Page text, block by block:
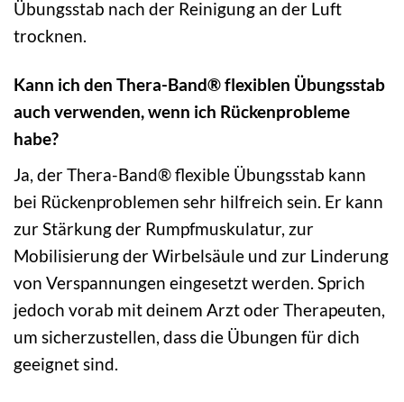
Übungsstab nach der Reinigung an der Luft
trocknen.
Kann ich den Thera-Band® flexiblen Übungsstab
auch verwenden, wenn ich Rückenprobleme
habe?
Ja, der Thera-Band® flexible Übungsstab kann
bei Rückenproblemen sehr hilfreich sein. Er kann
zur Stärkung der Rumpfmuskulatur, zur
Mobilisierung der Wirbelsäule und zur Linderung
von Verspannungen eingesetzt werden. Sprich
jedoch vorab mit deinem Arzt oder Therapeuten,
um sicherzustellen, dass die Übungen für dich
geeignet sind.